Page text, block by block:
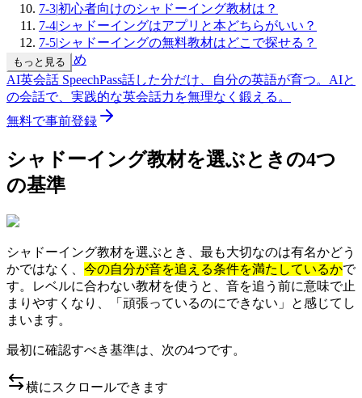
7-3|初心者向けのシャドーイング教材は？
7-4|シャドーイングはアプリと本どちらがいい？
7-5|シャドーイングの無料教材はどこで探せる？
8 |まとめ
もっと見る
AI英会話 SpeechPass話した分だけ、自分の英語が育つ。 AIと
の会話で、実践的な英会話力を無理なく鍛える。
無料で事前登録
シャドーイング教材を選ぶときの4つ
の基準
シャドーイング教材を選ぶとき、最も大切なのは有名かどう
かではなく、 今の自分が音を追える条件を満たしているかで
す。レベルに合わない教材を使うと、音を追う前に意味で止
まりやすくなり、「頑張っているのにできない」と感じてし
まいます。
最初に確認すべき基準は、次の4つです。
横にスクロールできます